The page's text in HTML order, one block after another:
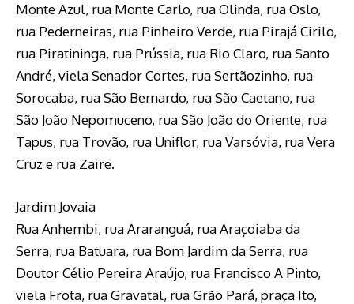
Monte Azul, rua Monte Carlo, rua Olinda, rua Oslo,
rua Pederneiras, rua Pinheiro Verde, rua Pirajá Cirilo,
rua Piratininga, rua Prússia, rua Rio Claro, rua Santo
André, viela Senador Cortes, rua Sertãozinho, rua
Sorocaba, rua São Bernardo, rua São Caetano, rua
São João Nepomuceno, rua São João do Oriente, rua
Tapus, rua Trovão, rua Uniflor, rua Varsóvia, rua Vera
Cruz e rua Zaire.
Jardim Jovaia
Rua Anhembi, rua Araranguá, rua Araçoiaba da
Serra, rua Batuara, rua Bom Jardim da Serra, rua
Doutor Célio Pereira Araújo, rua Francisco A Pinto,
viela Frota, rua Gravatal, rua Grão Pará, praça Ito,